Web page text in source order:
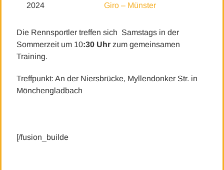
2024
Giro – Münster
Die Rennsportler treffen sich Samstags in der
Sommerzeit um 10:30 Uhr zum gemeinsamen
Training.
Treffpunkt: An der Niersbrücke, Myllendonker Str. in
Mönchengladbach
[/fusion_builde